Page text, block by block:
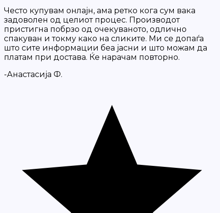
Често купувам онлајн, ама ретко кога сум вака
задоволен од целиот процес. Производот
пристигна побрзо од очекуваното, одлично
спакуван и токму како на сликите. Ми се допаѓа
што сите информации беа јасни и што можам да
платам при достава. Ќе нарачам повторно.
-Анастасија Ф.